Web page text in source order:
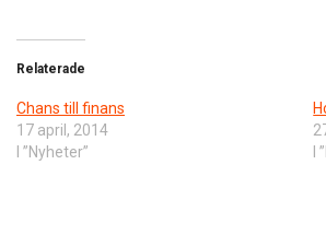
Relaterade
Chans till finans
17 april, 2014
I ”Nyheter”
I